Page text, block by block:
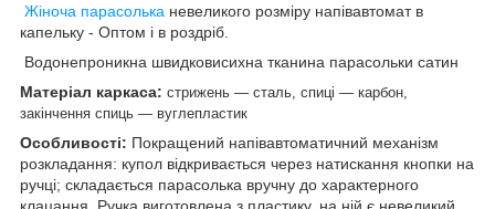
Жіноча парасолька невеликого розміру напівавтомат в
капельку - Оптом і в роздріб.
Водонепроникна швидковисихна тканина парасольки сатин
Матеріал каркаса: стрижень — сталь, спиці — карбон,
закінчення спиць — вуглепластик
Особливості: Покращений напівавтоматичний механізм
розкладання: купол відкривається через натискання кнопки на
ручці; складається парасолька вручну до характерного
клацання. Ручка виготовлена з пластику, на ній є невеликий